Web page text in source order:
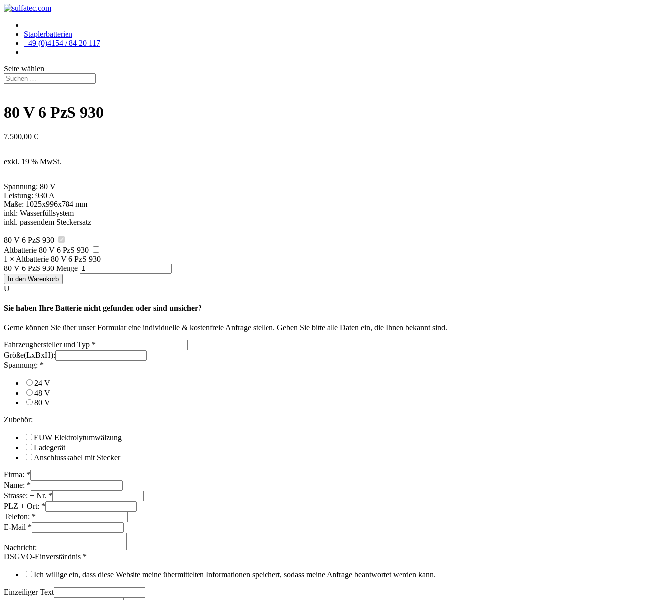
Staplerbatterien
+49 (0)4154 / 84 20 117
Seite wählen
80 V 6 PzS 930
7.500,00 €
exkl. 19 % MwSt.
Spannung: 80 V
Leistung: 930 A
Maße: 1025x996x784 mm
inkl: Wasserfüllsystem
inkl. passendem Steckersatz
80 V 6 PzS 930
Altbatterie 80 V 6 PzS 930
1 × Altbatterie 80 V 6 PzS 930
80 V 6 PzS 930 Menge
In den Warenkorb
U
Sie haben Ihre Batterie nicht gefunden oder sind unsicher?
Gerne können Sie über unser Formular eine individuelle & kostenfreie Anfrage stellen. Geben Sie bitte alle Daten ein, die Ihnen bekannt sind.
Fahrzeughersteller und Typ *
Größe(LxBxH):
Spannung: *
24 V
48 V
80 V
Zubehör:
EUW Elektrolytumwälzung
Ladegerät
Anschlusskabel mit Stecker
Firma: *
Name: *
Strasse: + Nr. *
PLZ + Ort: *
Telefon: *
E-Mail *
Nachricht:
DSGVO-Einverständnis *
Ich willige ein, dass diese Website meine übermittelten Informationen speichert, sodass meine Anfrage beantwortet werden kann.
Einzeiliger Text